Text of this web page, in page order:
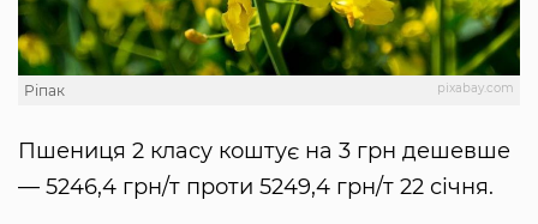
pixabay.com
Ріпак
Пшениця 2 класу коштує на 3 грн дешевше
— 5246,4 грн/т проти 5249,4 грн/т 22 січня.